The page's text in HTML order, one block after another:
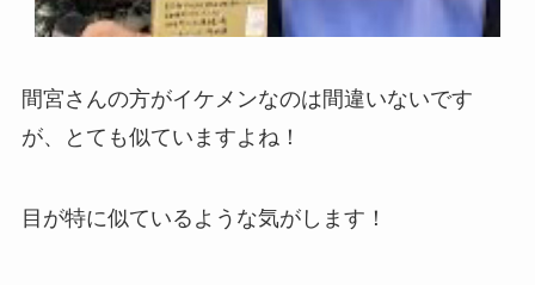
間宮さんの方がイケメンなのは間違いないです
が、とても似ていますよね！
目が特に似ているような気がします！